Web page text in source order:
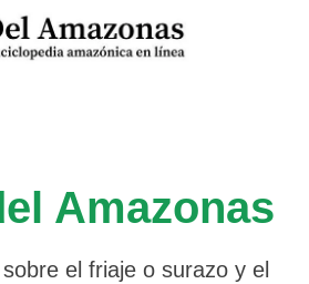
Amazonas
el friaje o surazo y el